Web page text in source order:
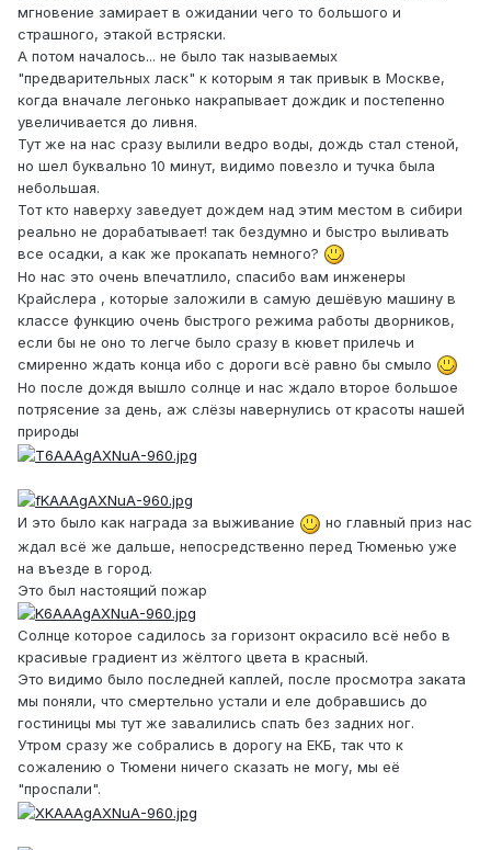
мгновение замирает в ожидании чего то большого и
страшного, этакой встряски.
А потом началось... не было так называемых
"предварительных ласк" к которым я так привык в Москве,
когда вначале легонько накрапывает дождик и постепенно
увеличивается до ливня.
Тут же на нас сразу вылили ведро воды, дождь стал стеной,
но шел буквально 10 минут, видимо повезло и тучка была
небольшая.
Тот кто наверху заведует дождем над этим местом в сибири
реально не дорабатывает! так бездумно и быстро выливать
все осадки, а как же прокапать немного?
Но нас это очень впечатлило, спасибо вам инженеры
Крайслера , которые заложили в самую дешёвую машину в
классе функцию очень быстрого режима работы дворников,
если бы не оно то легче было сразу в кювет прилечь и
смиренно ждать конца ибо с дороги всё равно бы смыло
Но после дождя вышло солнце и нас ждало второе большое
потрясение за день, аж слёзы навернулись от красоты нашей
природы
И это было как награда за выживание
но главный приз нас
ждал всё же дальше, непосредственно перед Тюменью уже
на въезде в город.
Это был настоящий пожар
Солнце которое садилось за горизонт окрасило всё небо в
красивые градиент из жёлтого цвета в красный.
Это видимо было последней каплей, после просмотра заката
мы поняли, что смертельно устали и еле добравшись до
гостиницы мы тут же завалились спать без задних ног.
Утром сразу же собрались в дорогу на ЕКБ, так что к
сожалению о Тюмени ничего сказать не могу, мы её
"проспали".